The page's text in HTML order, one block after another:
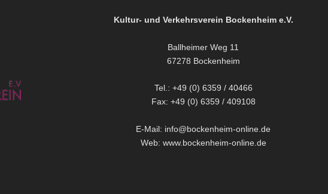
Kultur- und Verkehrsverein Bockenheim e.V.
Ballheimer Weg 11
67278 Bockenheim
Tel.: +49 (0) 6359 / 40466
Fax: +49 (0) 6359 / 409108
E-Mail: info@bockenheim-online.de
Web: www.bockenheim-online.de